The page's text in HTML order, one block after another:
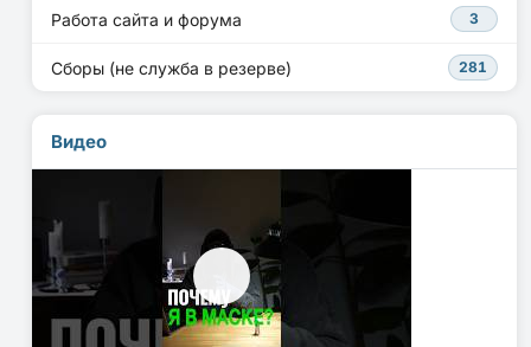
Работа сайта и форума 3
Сборы (не служба в резерве) 281
Видео